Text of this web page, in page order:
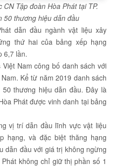
Tập đoàn Hòa Phát tại TP.
50 thương hiệu dẫn đầu
dẫn đầu ngành vật liệu xây
thứ hai của bảng xếp hạng
6,7 lần.
Nam công bố danh sách với
Kể từ năm 2019 danh sách
thương hiệu dẫn đầu. Đây là
Phát được vinh danh tại bảng
vị trí dẫn đầu lĩnh vực vật liệu
hạng, và đặc biệt thăng hạng
dẫn đầu với giá trị không ngừng
không chỉ giữ thị phần số 1